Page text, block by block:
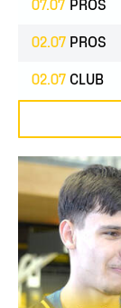
07.07 PROS
02.07 PROS
02.07 CLUB